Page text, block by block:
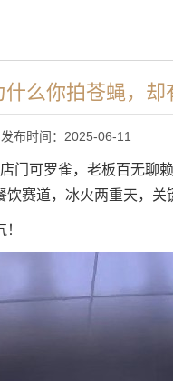
么你拍苍蝇，却
发布时间：2025-06-11
门可罗雀，老板百无聊
赛道，冰火两重天，关